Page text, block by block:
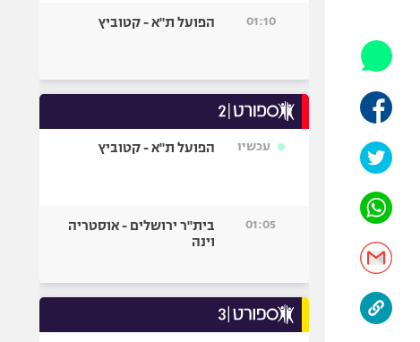
אופניים
כדורמים
פוטבול אמריקאי NFL
בייסבול MLB
גיימינג E-Sports
01:10 הפועל ת"א - קטוביץ
עכשיו הפועל ת"א - קטוביץ
01:05
בית"ר ירושלים - אוסטריה
וינה